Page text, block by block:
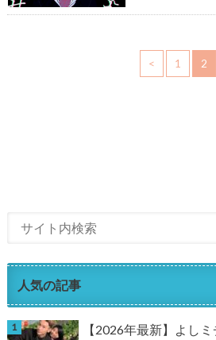
< 1 2
人気の記事
【2026年最新】よし